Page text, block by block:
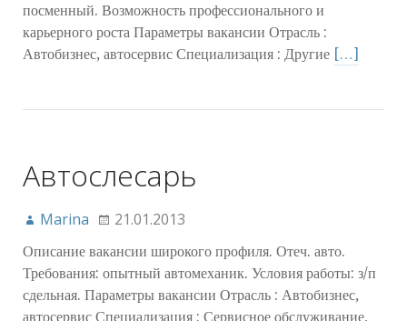
посменный. Возможность профессионального и
карьерного роста Параметры вакансии Отрасль :
Автобизнес, автосервис Специализация : Другие […]
Автослесарь
Marina 21.01.2013
Описание вакансии широкого профиля. Отеч. авто.
Требования: опытный автомеханик. Условия работы: з/п
сдельная. Параметры вакансии Отрасль : Автобизнес,
автосервис Специализация : Сервисное обслуживание,